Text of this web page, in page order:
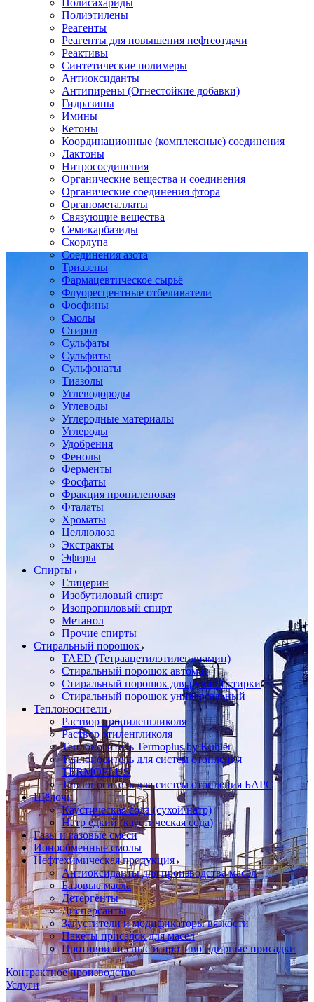
Полисахариды
Полиэтилены
Реагенты
Реагенты для повышения нефтеотдачи
Реактивы
Синтетические полимеры
Антиоксиданты
Антипирены (Огнестойкие добавки)
Гидразины
Имины
Кетоны
Координационные (комплексные) соединения
Лактоны
Нитросоединения
Органические вещества и соединения
Органические соединения фтора
Органометаллаты
Связующие вещества
Семикарбазиды
Скорлупа
Соединения азота
Триазены
Фармацевтическое сырьё
Флуоресцентные отбеливатели
Фосфины
Смолы
Стирол
Сульфаты
Сульфиты
Сульфонаты
Тиазолы
Углеводороды
Углеводы
Углеродные материалы
Углероды
Удобрения
Фенолы
Ферменты
Фосфаты
Фракция пропиленовая
Фталаты
Хроматы
Целлюлоза
Экстракты
Эфиры
Спирты
Глицерин
Изобутиловый спирт
Изопропиловый спирт
Метанол
Прочие спирты
Стиральный порошок
TAED (Тетраацетилэтилендиамин)
Стиральный порошок автомат
Стиральный порошок для ручной стирки
Стиральный порошок универсальный
Теплоносители
Раствор пропиленгликоля
Раствор этиленгликоля
Теплоноситель Termoplus by Kuhler
Теплоноситель для систем отопления
TERMOPLUS
Теплоноситель для систем отопления БАРС
Щёлочи
Каустическая сода (сухой натр)
Натр едкий (каустическая сода)
Газы и газовые смеси
Ионообменные смолы
Нефтехимическая продукция
Антиоксиданты для производства масел
Базовые масла
Детергенты
Дисперсанты
Загустители и модификаторы вязкости
Пакеты присадок для масел
Противоизносные и противозадирные присадки
Контрактное производство
Услуги